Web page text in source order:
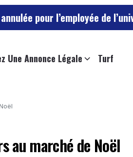
l’employée de l’université
Une Annonce Légale Turf
au marché de Noël